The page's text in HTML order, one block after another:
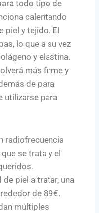
todo tipo de
calentando
piel y tejido. El
lo que a su vez
y elastina.
más firme y
de para
utilizarse para
radiofrecuencia
se trata y el
piel a tratar, una
de 89€.
múltiples